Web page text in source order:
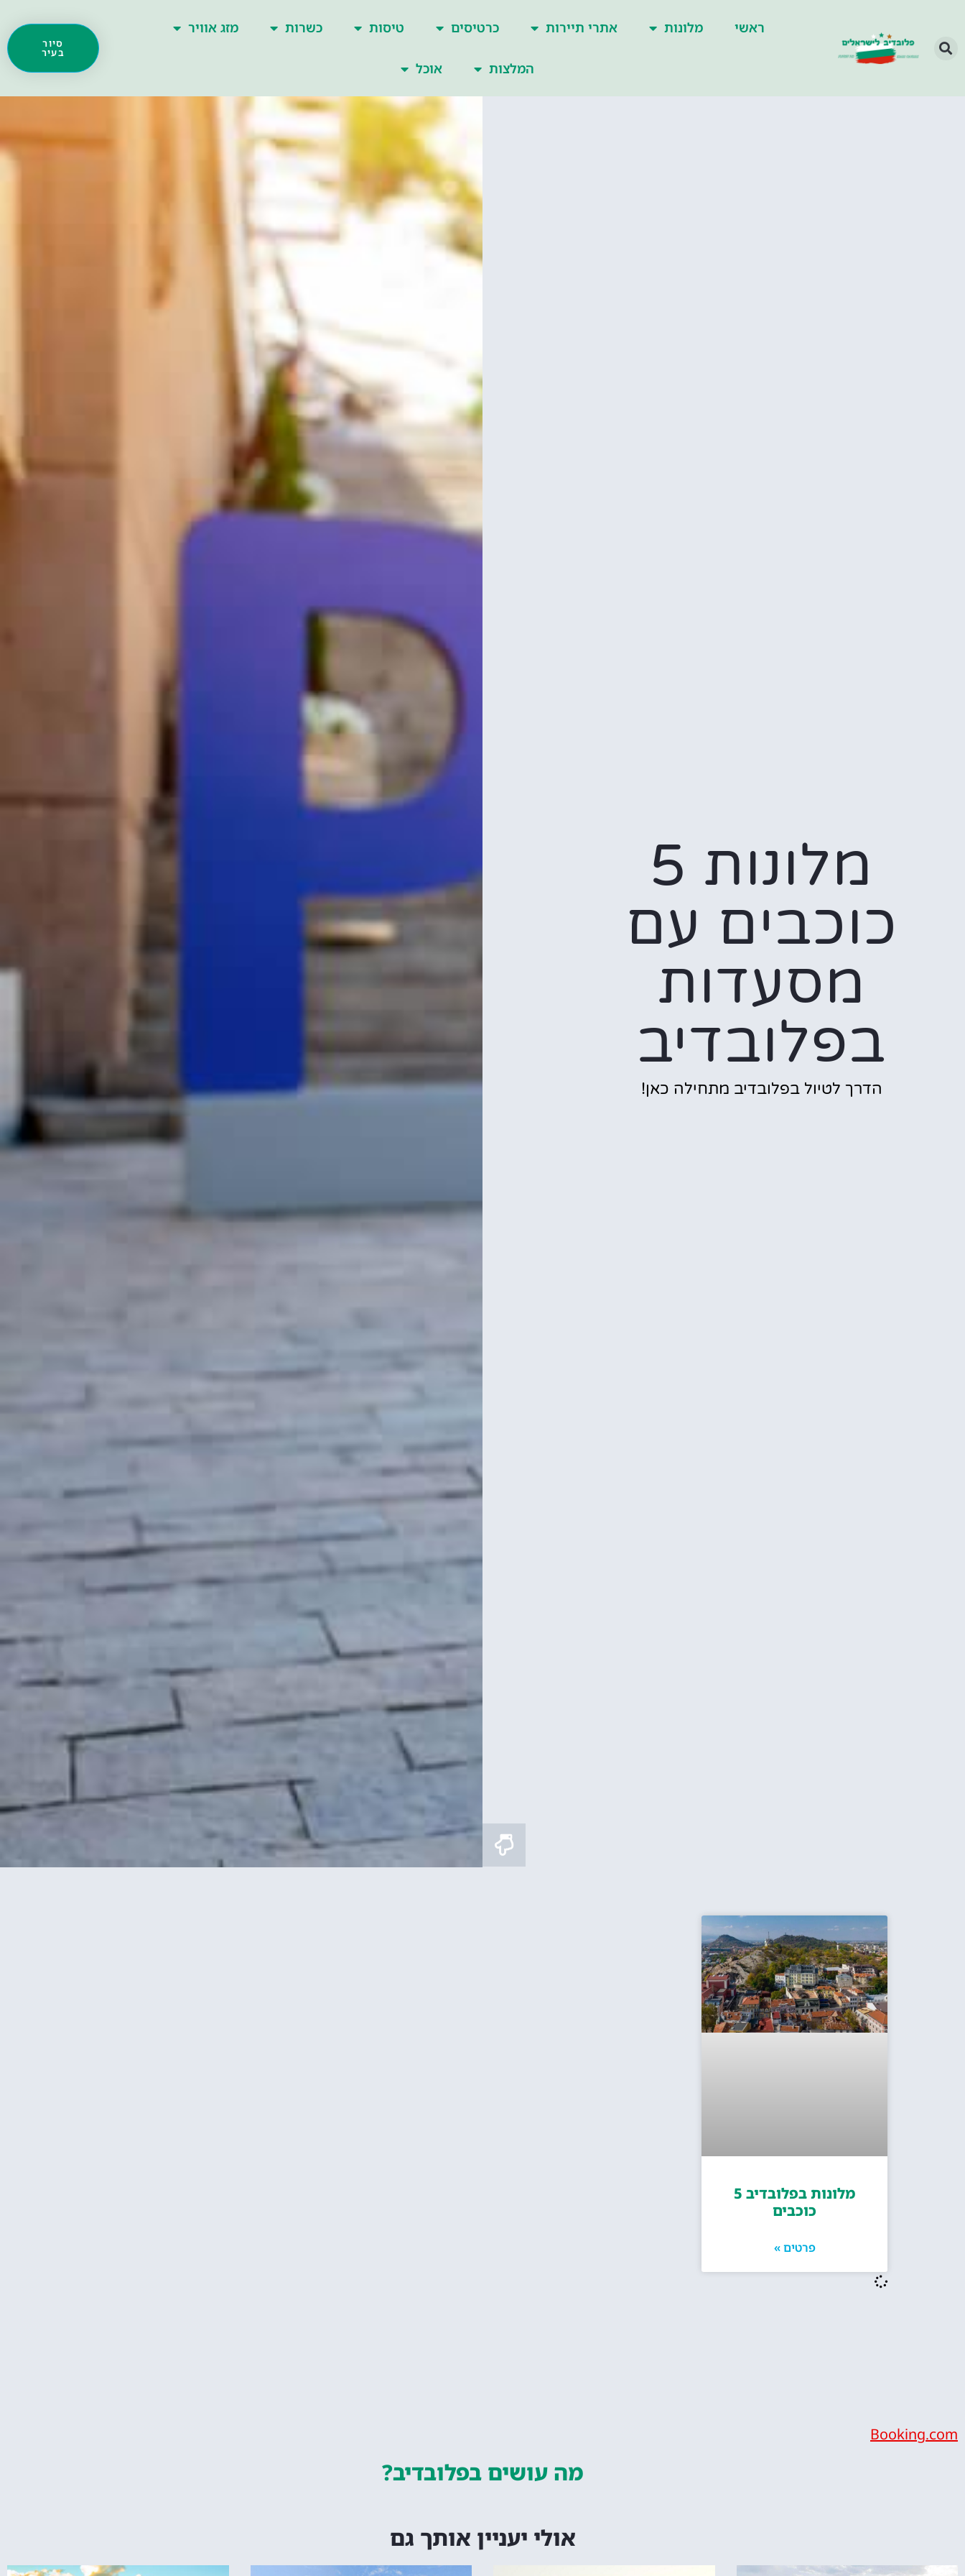
ראשי מלונות אתרי תיירות כרטיסים טיסות כשרות מזג אוויר
המלצות אוכל
סיור
בעיר
מלונות 5
כוכבים עם
מסעדות
בפלובדיב
הדרך לטיול בפלובדיב מתחילה כאן!
מלונות בפלובדיב 5
כוכבים
פרטים »
Booking.com
מה עושים בפלובדיב?
אולי יעניין אותך גם